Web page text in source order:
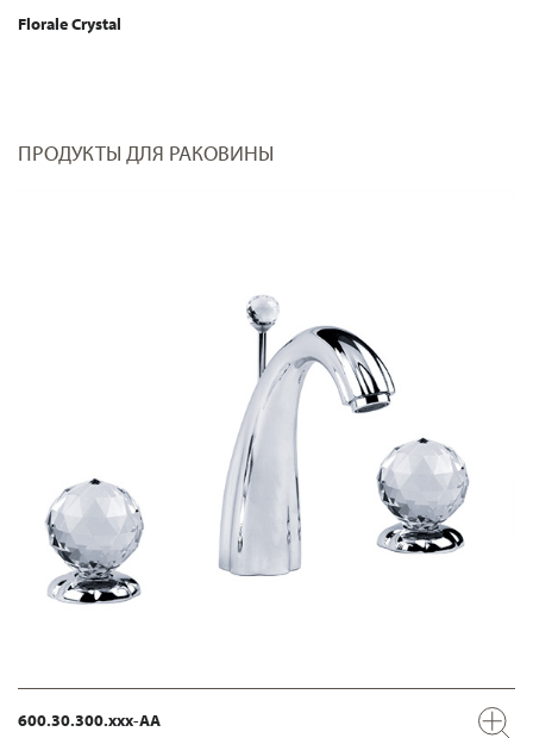
Florale Crystal
ПРОДУКТЫ ДЛЯ РАКОВИНЫ
600.30.300.xxx-AA